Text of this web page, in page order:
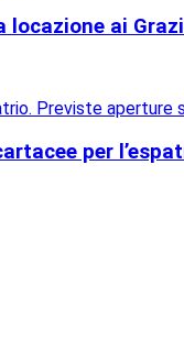
locazione ai
per